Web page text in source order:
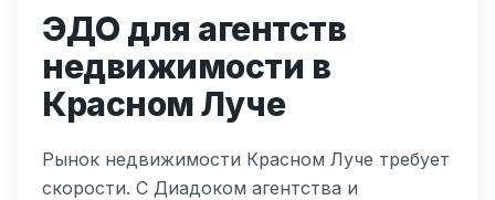
ЭДО для агентств
недвижимости в
Красном Луче
Рынок недвижимости Красном Луче требует
скорости. С Диадоком агентства и